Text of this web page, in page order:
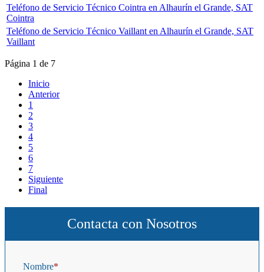
Teléfono de Servicio Técnico Cointra en Alhaurín el Grande, SAT
Cointra
Teléfono de Servicio Técnico Vaillant en Alhaurín el Grande, SAT
Vaillant
Página 1 de 7
Inicio
Anterior
1
2
3
4
5
6
7
Siguiente
Final
Contacta con Nosotros
Nombre